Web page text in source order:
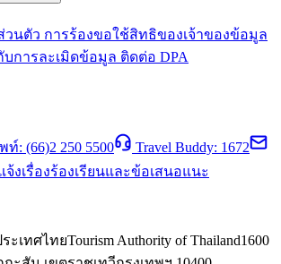
วนตัว การร้องขอใช้สิทธิของเจ้าของข้อมูล
บการละเมิดข้อมูล ติดต่อ DPA
ท์: (66)2 250 5500
Travel Buddy: 1672
จ้งเรื่องร้องเรียนและข้อเสนอแนะ
ะเทศไทยTourism Authority of Thailand1600